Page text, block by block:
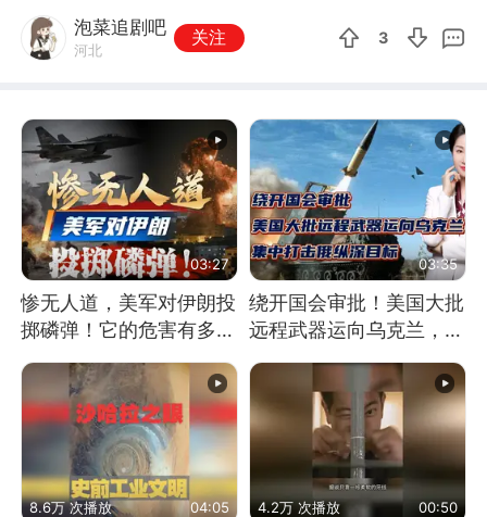
泡菜追剧吧
河北
关注 3
03:27
惨无人道，美军对伊朗投
掷磷弹！它的危害有多
大？
03:35
绕开国会审批！美国大批
远程武器运向乌克兰，集
中打击俄纵深目标
8.6万 次播放 04:05 4.2万 次播放 00:50